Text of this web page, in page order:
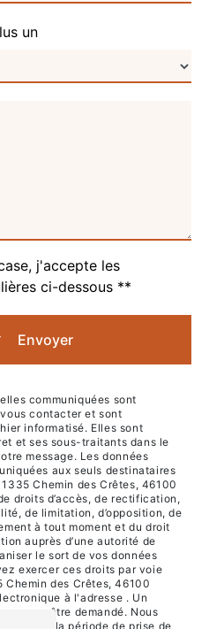
un
j'accepte les
ci-dessous **
Envoyer
communiquées sont
contacter et sont
informatisé. Elles sont
et ses sous-traitants dans le
message. Les données
aux seuls destinataires
Chemin des Crêtes, 46100
droits d’accès, de rectification,
de limitation, d’opposition, de
à tout moment et du droit
auprès d’une autorité de
le sort de vos données
exercer ces droits par voie
Chemin des Crêtes, 46100
à l'adresse . Un
vous être demandé. Nous
pendant la période de prise de